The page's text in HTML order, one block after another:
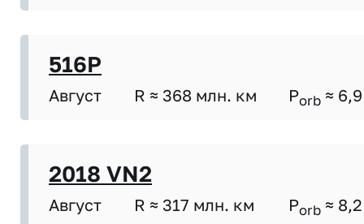
516P
Август R ≈ 368 млн. км Porb ≈ 6,9
2018 VN2
Август R ≈ 317 млн. км Porb ≈ 8,2